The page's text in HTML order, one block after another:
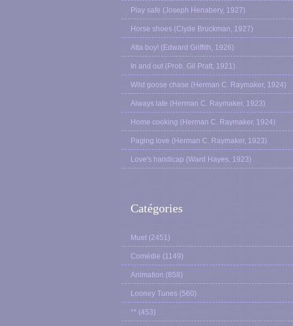
Play safe (Joseph Henabery, 1927)
Horse shoes (Clyde Bruckman, 1927)
Atta boy! (Edward Griffith, 1926)
In and out (Prob. Gil Pratt, 1921)
Wild goose chase (Herman C. Raymaker, 1924)
Always late (Herman C. Raymaker, 1923)
Home cooking (Herman C. Raymaker, 1924)
Paging love (Herman C. Raymaker, 1923)
Love's handicap (Ward Hayes, 1923)
Catégories
Muet (2451)
Comédie (1149)
Animation (858)
Looney Tunes (560)
** (453)